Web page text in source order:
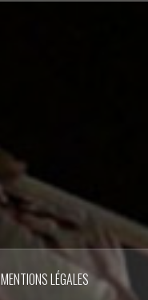
MENTIONS LÉGALES